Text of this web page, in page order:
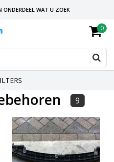
ONDERDEEL WAT U ZOEK
VANDAAG VERZONDEN
PEUGEOT
0
9